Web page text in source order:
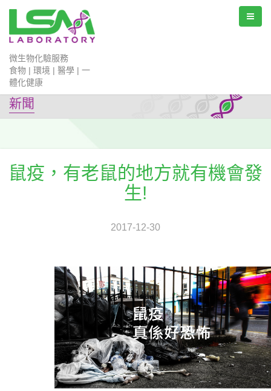
微生物化驗服務
食物 | 環境 | 醫學 | 一
體化健康
新聞
鼠疫，有老鼠的地方就有機會發
生!
2017-12-30